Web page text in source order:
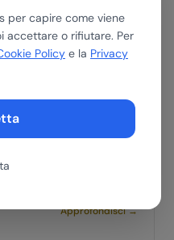
per capire come viene
accettare o rifiutare. Per
Policy e la Privacy
informazioni tra
database
Approfondisci →